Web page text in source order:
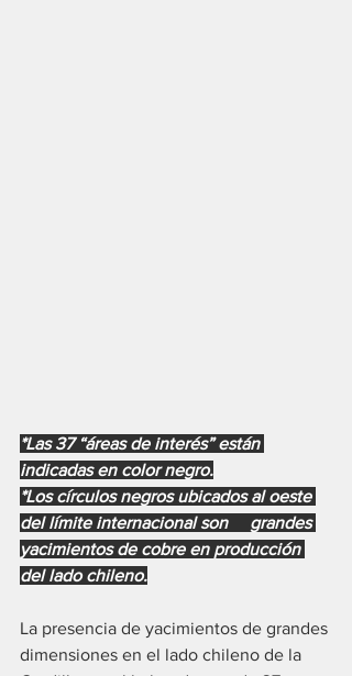
*Las 37 “áreas de interés” están
indicadas en color negro.
*Los círculos negros ubicados al oeste
del límite internacional son     grandes
yacimientos de cobre en producción
del lado chileno.
La presencia de yacimientos de grandes
dimensiones en el lado chileno de la